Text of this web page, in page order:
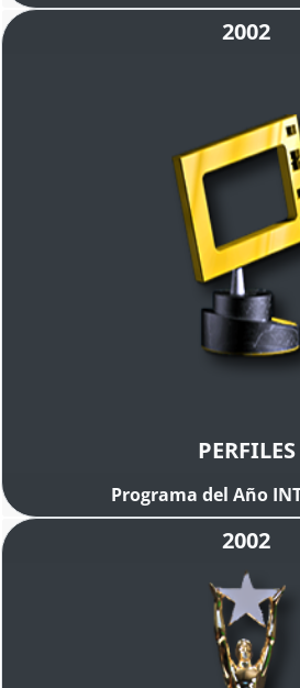
2002
PERFILES
Programa del Año
2002